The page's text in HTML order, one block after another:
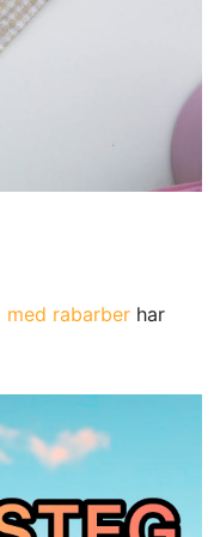
rabarber har